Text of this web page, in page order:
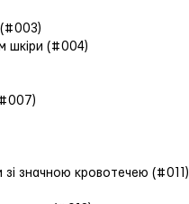
(#003)
шкіри (#004)
зі значною кровотечею (#011)